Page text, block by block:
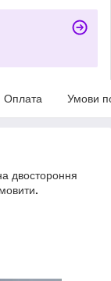
Оплата Умови
двостороння
.